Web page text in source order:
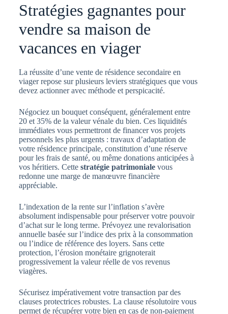
Stratégies gagnantes pour
vendre sa maison de
vacances en viager
La réussite d’une vente de résidence secondaire en
viager repose sur plusieurs leviers stratégiques que vous
devez actionner avec méthode et perspicacité.
Négociez un bouquet conséquent, généralement entre
20 et 35% de la valeur vénale du bien. Ces liquidités
immédiates vous permettront de financer vos projets
personnels les plus urgents : travaux d’adaptation de
votre résidence principale, constitution d’une réserve
pour les frais de santé, ou même donations anticipées à
vos héritiers. Cette stratégie patrimonialevous
redonne une marge de manœuvre financière
appréciable.
L’indexation de la rente sur l’inflation s’avère
absolument indispensable pour préserver votre pouvoir
d’achat sur le long terme. Prévoyez une revalorisation
annuelle basée sur l’indice des prix à la consommation
ou l’indice de référence des loyers. Sans cette
protection, l’érosion monétaire grignoterait
progressivement la valeur réelle de vos revenus
viagères.
Sécurisez impérativement votre transaction par des
clauses protectrices robustes. La clause résolutoire vous
permet de récupérer votre bien en cas de non-paiement